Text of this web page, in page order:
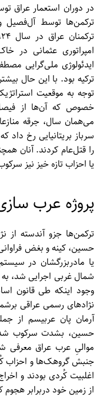
در دوران استعمار عراق
ترکمن‌‌ها توسط آل‌فصیل و
امپراتوری عثمانی در
ایدئولوژی ملی‌گرایی
ترکیه بود. با این حال
توجه به موقعیت
خصوص که آن‌‌ها از فیصل
می‌همان سال، جرقه
را قتل‌عام کردند. آنان
یا احزاب تازه خیز نیز
پروژه عرب
ترکمن‌‌ها جزو آندسته
حسین، کینه و بغض
یا مادربزرگشان در
شمال غربی اجرایی شد،
نژاد‌‌های رسمی عراقی
آرمان پان عربیسم از
حسین، بشدت سرکوب
موالیِ عرب عراق معرفی
جنبش گروهک‌‌ها و احزاب
اغلبیت کُردی بودند و
از زمین خود دربرابر